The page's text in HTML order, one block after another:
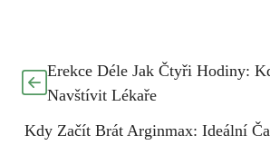
Erekce Déle Jak Čtyři Hodiny:
Navštívit Lékaře
Kdy Začít Brát Arginmax: Ideální